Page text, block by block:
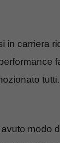
in carriera
tutti.
modo